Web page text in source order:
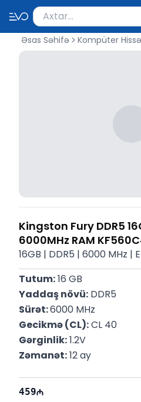
Məhsul axtar
Axtarış üçün ən azı 2
Əsas Səhifə Kompüter
Kingston Fury DDR5
6000MHz RAM
16GB | DDR5 | 6000 MHz |
Tutum: 16 GB
Yaddaş növü: DDR5
Sürət: 6000 MHz
Gecikmə (CL): CL 40
Gərginlik: 1.2V
Zəmanət: 12 ay
459